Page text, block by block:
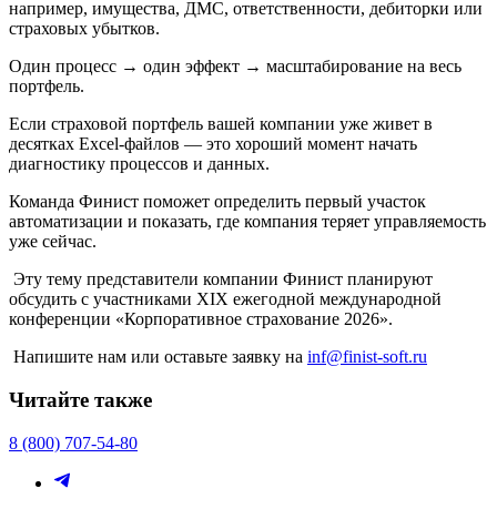
например, имущества, ДМС, ответственности, дебиторки или
страховых убытков.
Один процесс → один эффект → масштабирование на весь
портфель.
Если страховой портфель вашей компании уже живет в
десятках Excel-файлов — это хороший момент начать
диагностику процессов и данных.
Команда Финист поможет определить первый участок
автоматизации и показать, где компания теряет управляемость
уже сейчас.
Эту тему представители компании Финист планируют
обсудить с участниками XIX ежегодной международной
конференции «Корпоративное страхование 2026».
Напишите нам или оставьте заявку на inf@finist-soft.ru
Читайте также
8 (800) 707-54-80